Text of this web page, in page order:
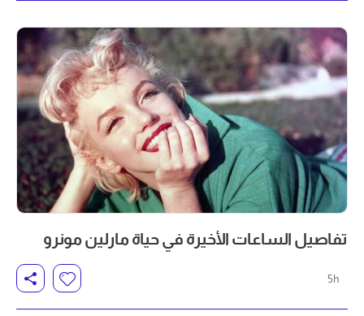
تفاصيل الساعات الأخيرة في حياة مارلين مونرو
5h